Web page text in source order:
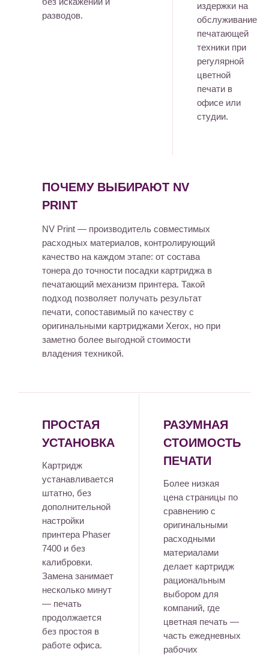
разводов.
издержки на
обслуживание
печатающей
техники при
регулярной
цветной
печати в
офисе или
студии.
ПОЧЕМУ ВЫБИРАЮТ NV
PRINT
NV Print — производитель совместимых
расходных материалов, контролирующий
качество на каждом этапе: от состава
тонера до точности посадки картриджа в
печатающий механизм принтера. Такой
подход позволяет получать результат
печати, сопоставимый по качеству с
оригинальными картриджами Xerox, но при
заметно более выгодной стоимости
владения техникой.
ПРОСТАЯ
УСТАНОВКА
Картридж
устанавливается
штатно, без
дополнительной
настройки
принтера Phaser
7400 и без
калибровки.
Замена занимает
несколько минут
— печать
продолжается
без простоя в
работе офиса.
РАЗУМНАЯ
СТОИМОСТЬ
ПЕЧАТИ
Более низкая
цена страницы по
сравнению с
оригинальными
расходными
материалами
делает картридж
рациональным
выбором для
компаний, где
цветная печать —
часть ежедневных
рабочих